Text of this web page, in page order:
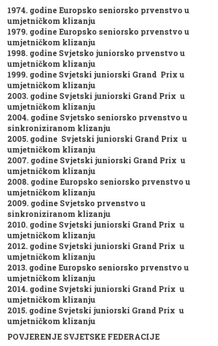
1974. godine Europsko seniorsko prvenstvo u
umjetničkom klizanju
1979. godine Europsko seniorsko prvenstvo u
umjetničkom klizanju
1998. godine Svjetsko juniorsko prvenstvo u
umjetničkom klizanju
1999. godine Svjetski juniorski Grand Prix u
umjetničkom klizanju
2003. godine Svjetski juniorski Grand Prix u
umjetničkom klizanju
2004. godine Svjetsko seniorsko prvenstvo u
sinkroniziranom klizanju
2005. godine Svjetski juniorski Grand Prix u
umjetničkom klizanju
2007. godine Svjetski juniorski Grand Prix u
umjetničkom klizanju
2008. godine Europsko seniorsko prvenstvo u
umjetničkom klizanju
2009. godine Svjetsko prvenstvo u
sinkroniziranom klizanju
2010. godine Svjetski juniorski Grand Prix u
umjetničkom klizanju
2012. godine Svjetski juniorski Grand Prix u
umjetničkom klizanju
2013. godine Europsko seniorsko prvenstvo u
umjetničkom klizanju
2014. godine Svjetski juniorski Grand Prix u
umjetničkom klizanju
2015. godine Svjetski juniorski Grand Prix u
umjetničkom klizanju
POVJERENJE SVJETSKE FEDERACIJE